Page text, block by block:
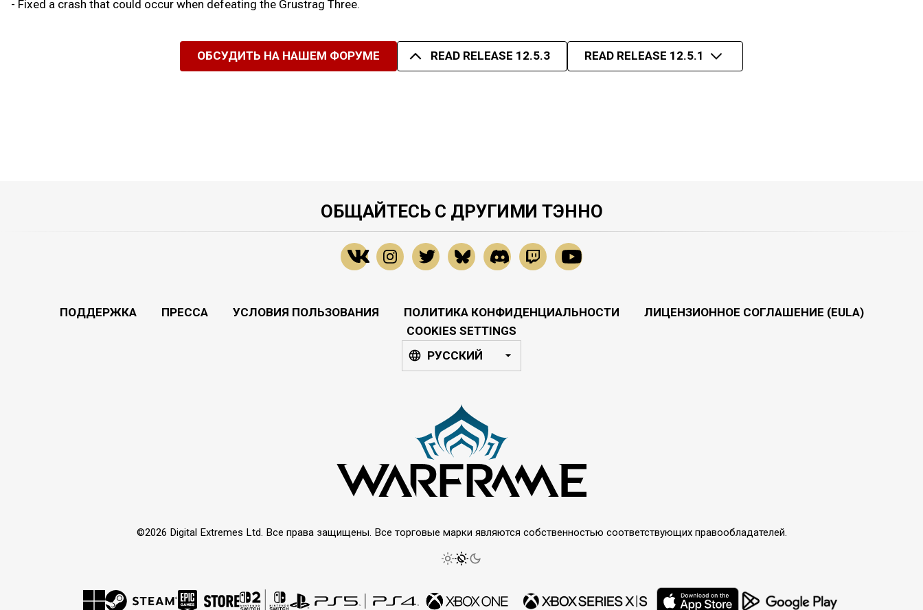
- Fixed a crash that could occur when defeating the Grustrag Three.
ОБСУДИТЬ НА НАШЕМ ФОРУМЕ READ RELEASE 12.5.3 READ RELEASE 12.5.1
ОБЩАЙТЕСЬ С ДРУГИМИ ТЭННО
ПОДДЕРЖКА ПРЕССА УСЛОВИЯ ПОЛЬЗОВАНИЯ ПОЛИТИКА КОНФИДЕНЦИАЛЬНОСТИ
ЛИЦЕНЗИОННОЕ СОГЛАШЕНИЕ (EULA)
COOKIES SETTINGS
РУССКИЙ
©2026 Digital Extremes Ltd. Все права защищены. Все торговые марки являются собственностью соответствующих правообладателей.